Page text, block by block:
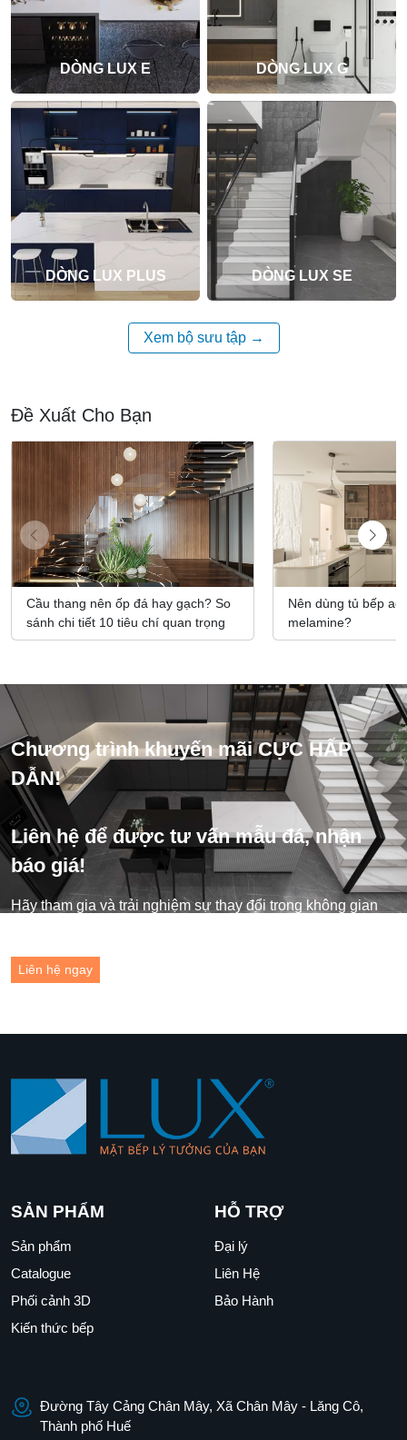
DÒNG LUX E DÒNG LUX G
DÒNG LUX PLUS DÒNG LUX SE
Xem bộ sưu tập
Đề Xuất Cho Bạn
Cầu thang nên ốp đá hay gạch? So
sánh chi tiết 10 tiêu chí quan trọng
Nên dùng tủ bếp
melamine?
Chương trình khuyến mãi CỰC HẤP
DẪN!
Liên hệ để được tư vấn mẫu đá, nhận
báo giá!
Hãy tham gia và trải nghiệm sự thay đổi trong không gian
Liên hệ ngay
SẢN PHẨM
Sản phẩm
Catalogue
Phối cảnh 3D
Kiến thức bếp
HỖ TRỢ
Đại lý
Liên Hệ
Bảo Hành
Đường Tây Cảng Chân Mây, Xã Chân Mây - Lăng Cô,
Thành phố Huế